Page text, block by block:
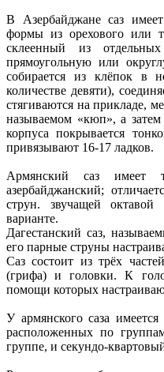
В Азербайджане саз
формы из орехового или
склеенный из
прямоугольную или
собирается из клёпок в
количестве девяти),
стягиваются на прикладе,
называемом «кюп», а
корпуса покрывается
привязывают 16-17 ладков.
Армянский саз
азербайджанский;
струн. звучащей
варианте.
Дагестанский саз,
его парные струны
Саз состоит из трёх
(грифа) и головки. К
помощи которых
У армянского саза
расположенных по
группе, и секундо-